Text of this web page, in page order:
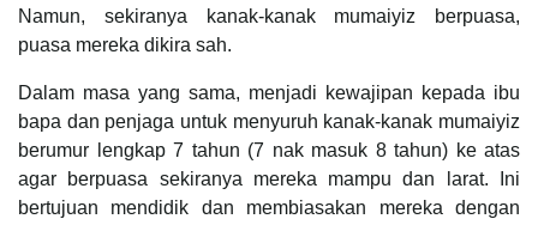
Namun, sekiranya kanak-kanak mumaiyiz berpuasa,
puasa mereka dikira sah.
Dalam masa yang sama, menjadi kewajipan kepada ibu
bapa dan penjaga untuk menyuruh kanak-kanak mumaiyiz
berumur lengkap 7 tahun (7 nak masuk 8 tahun) ke atas
agar berpuasa sekiranya mereka mampu dan larat. Ini
bertujuan mendidik dan membiasakan mereka dengan